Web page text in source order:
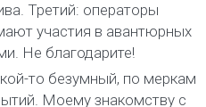
Третий: операторы
участия в авантюрных
Не благодарите!
то безумный, по меркам
Моему знакомству с